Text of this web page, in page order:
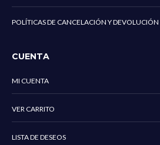
POLÍTICAS DE CANCELACIÓN Y DEVOLUCIÓN
CUENTA
MI CUENTA
VER CARRITO
LISTA DE DESEOS